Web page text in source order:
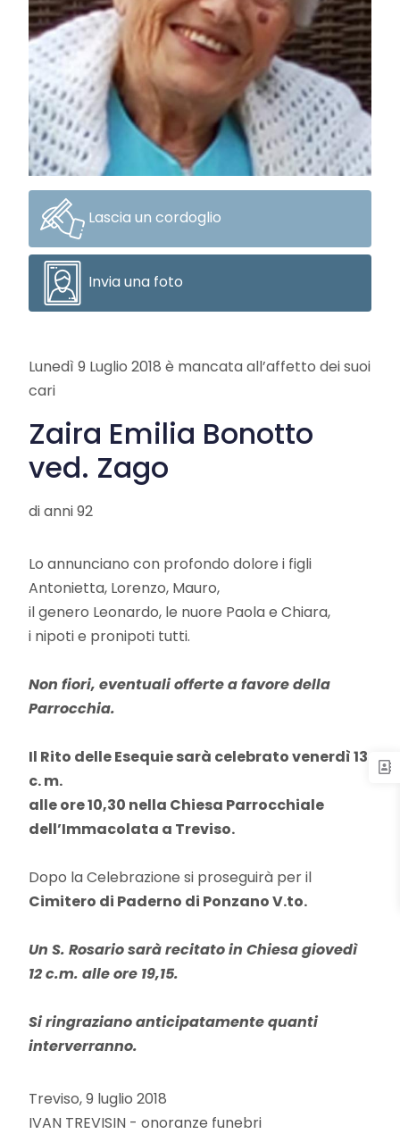
Lascia un cordoglio
Invia una foto
Lunedì 9 Luglio 2018 è mancata all’affetto dei suoi
cari
Zaira Emilia Bonotto
ved. Zago
di anni 92
Lo annunciano con profondo dolore i figli
Antonietta, Lorenzo, Mauro,
il genero Leonardo, le nuore Paola e Chiara,
i nipoti e pronipoti tutti.
Non fiori, eventuali offerte a favore della
Parrocchia.
Il Rito delle Esequie sarà celebrato venerdì 13
c. m.
alle ore 10,30 nella Chiesa Parrocchiale
dell’Immacolata a Treviso.
Dopo la Celebrazione si proseguirà per il
Cimitero di Paderno di Ponzano V.to.
Un S. Rosario sarà recitato in Chiesa giovedì
12 c.m. alle ore 19,15.
Si ringraziano anticipatamente quanti
interverranno.
Treviso, 9 luglio 2018
IVAN TREVISIN - onoranze funebri